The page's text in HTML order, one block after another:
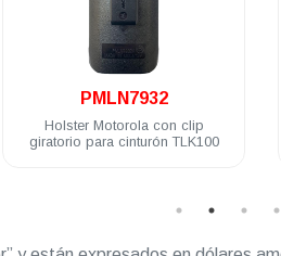
.
PMLN7932
Holster Motorola con clip
giratorio para cinturón TLK100